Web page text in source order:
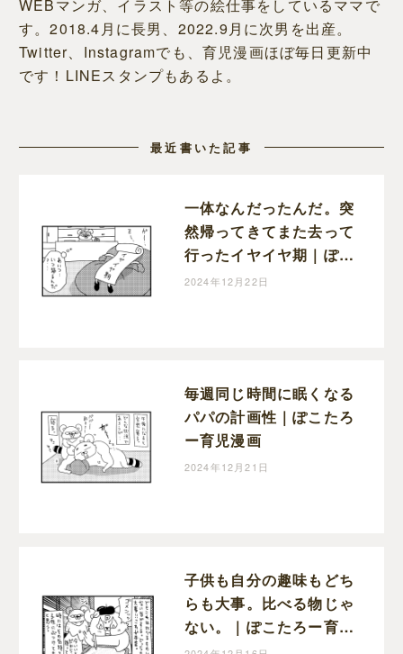
WEBマンガ、イラスト等の絵仕事をしているママで
す。2018.4月に長男、2022.9月に次男を出産。
Twitter、Instagramでも、育児漫画ほぼ毎日更新中
です！LINEスタンプもあるよ。
最近書いた記事
一体なんだったんだ。突
然帰ってきてまた去って
行ったイヤイヤ期｜ぽこ
たろー育児漫画
2024年12月22日
毎週同じ時間に眠くなる
パパの計画性｜ぽこたろ
ー育児漫画
2024年12月21日
子供も自分の趣味もどち
らも大事。比べる物じゃ
ない。｜ぽこたろー育児
漫画